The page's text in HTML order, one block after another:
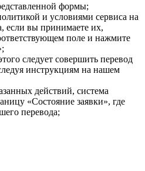
формы;
и условиями сервиса на
если вы принимаете их,
поле и нажмите
следует совершить перевод
инструкциям на нашем
действий, система
«Состояние заявки», где
перевода;